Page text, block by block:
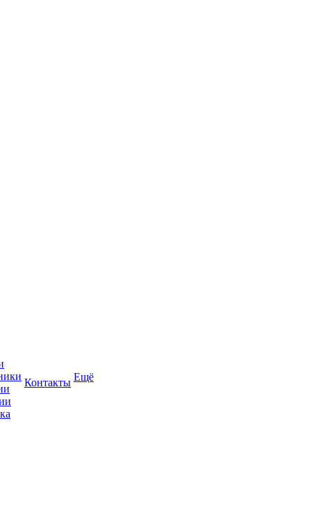
Контакты Ещё